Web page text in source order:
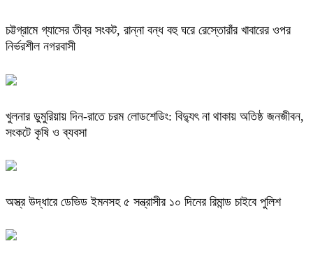
চট্টগ্রামে গ্যাসের তীব্র সংকট, রান্না বন্ধ বহু ঘরে রেস্তোরাঁর খাবারের ওপর
নির্ভরশীল নগরবাসী
খুলনার ডুমুরিয়ায় দিন-রাতে চরম লোডশেডিং: বিদ্যুৎ না থাকায় অতিষ্ঠ জনজীবন,
সংকটে কৃষি ও ব্যবসা
অস্ত্র উদ্ধারে ডেভিড ইমনসহ ৫ সন্ত্রাসীর ১০ দিনের রিমান্ড চাইবে পুলিশ